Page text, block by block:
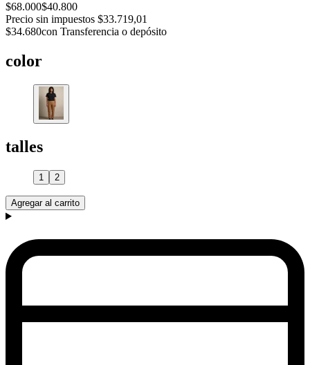
$68.000$40.800
Precio sin impuestos $33.719,01
$34.680con Transferencia o depósito
color
talles
1 2
Agregar al carrito